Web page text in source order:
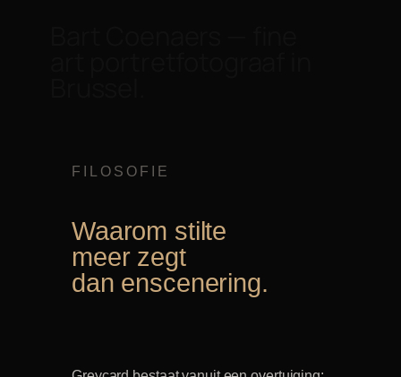
FILOSOFIE
Waarom stilte
meer zegt
dan enscenering.